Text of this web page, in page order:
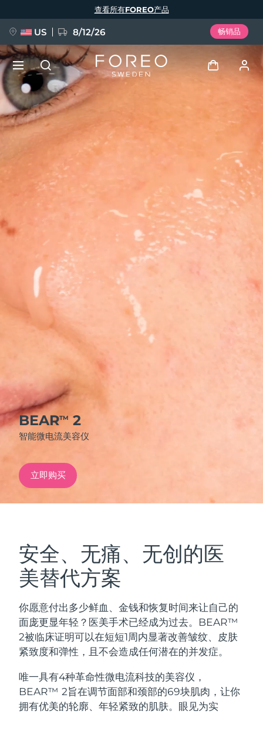
BEARTM2
智能微电流美容仪
立即购买
安全、无痛、无创的医
美替代方案
你愿意付出多少鲜血、金钱和恢复时间来让自己的
面庞更显年轻？医美手术已经成为过去。BEAR™
2被临床证明可以在短短1周内显著改善皱纹、皮肤
紧致度和弹性，且不会造成任何潜在的并发症。
唯一具有4种革命性微电流科技的美容仪，
BEAR™ 2旨在调节面部和颈部的69块肌肉，让你
拥有优美的轮廓、年轻紧致的肌肤。眼见为实
查看所有FOREO产品
US 8/12/26 畅销品
我的设备
我的订单
我的地址
新品
FAQ™ Pure Beauty-Tech Elixir
BREAKING NEWS
issa™ Teeth Whitening Set
FAQ™ Dual LED Panel
热门产品
特别优惠
红光疗法
LUNA™ 4 套装
Anti-aging massage
LUNA™ 4 Plus
Massage, LED heating
BEAR™ 2 套装
Microcurrent toning
BEAR™ 2 go
Microcurrent toning on-the-go
UFO™ 3 套装
Deep facial hydration
issa™ 4
Hybrid silicone sonic toothbrush
FAQ™ 抗老护理
语言
Deutsch
Français
Italiano
Português
Polski
Русский
Türkçe
繁體中文
发货国家
美国
英国
澳大利亚
法国
德国
加拿大
奥地利 预计送达日期8/11/26
巴林
比利时 预计送达日期 8/11/26
百慕大 预计送达日期 8/17/26
波斯尼亚和黑塞哥维那 预计送达日期8/14/26
文莱 预计送达日期
保加利亚 预计送达日期8/11/26